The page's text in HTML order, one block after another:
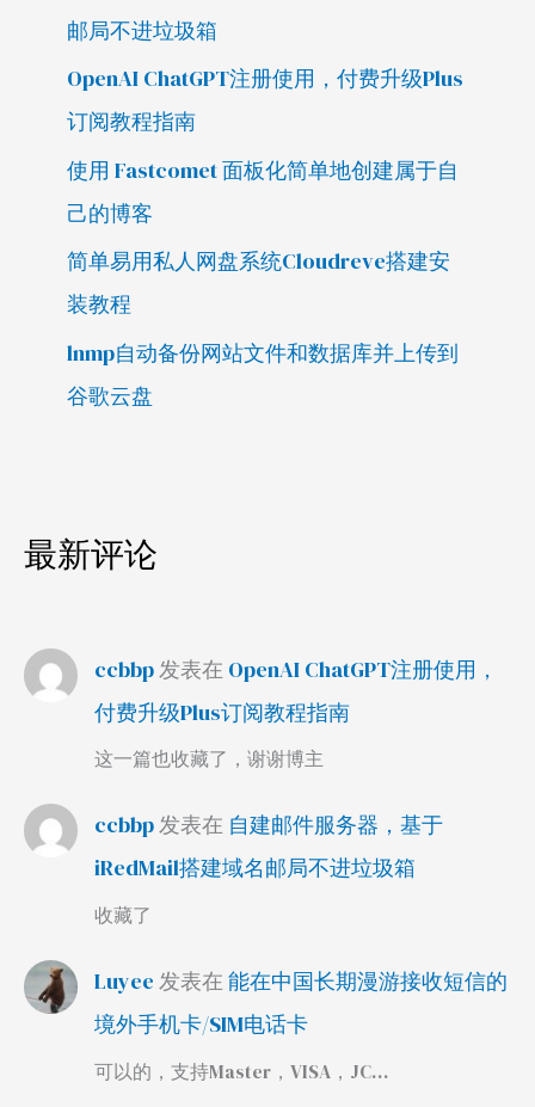
邮局不进垃圾箱
OpenAI ChatGPT注册使用，付费升级Plus
订阅教程指南
使用 Fastcomet 面板化简单地创建属于自
己的博客
简单易用私人网盘系统Cloudreve搭建安
装教程
lnmp自动备份网站文件和数据库并上传到
谷歌云盘
最新评论
ccbbp发表在 OpenAI ChatGPT注册使用，
付费升级Plus订阅教程指南
这一篇也收藏了，谢谢博主
ccbbp发表在 自建邮件服务器，基于
iRedMail搭建域名邮局不进垃圾箱
收藏了
Luyee 发表在 能在中国长期漫游接收短信的
境外手机卡/SIM电话卡
可以的，支持Master，VISA，JC…